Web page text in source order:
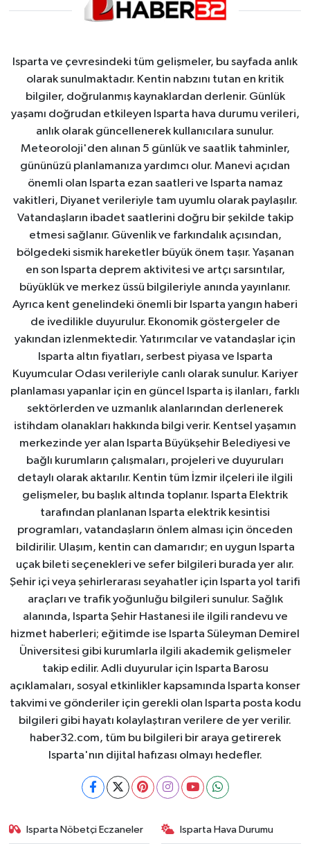
Isparta ve çevresindeki tüm gelişmeler, bu sayfada anlık
olarak sunulmaktadır. Kentin nabzını tutan en kritik
bilgiler, doğrulanmış kaynaklardan derlenir. Günlük
yaşamı doğrudan etkileyen Isparta hava durumu verileri,
anlık olarak güncellenerek kullanıcılara sunulur.
Meteoroloji'den alınan 5 günlük ve saatlik tahminler,
gününüzü planlamanıza yardımcı olur. Manevi açıdan
önemli olan Isparta ezan saatleri ve Isparta namaz
vakitleri, Diyanet verileriyle tam uyumlu olarak paylaşılır.
Vatandaşların ibadet saatlerini doğru bir şekilde takip
etmesi sağlanır. Güvenlik ve farkındalık açısından,
bölgedeki sismik hareketler büyük önem taşır. Yaşanan
en son Isparta deprem aktivitesi ve artçı sarsıntılar,
büyüklük ve merkez üssü bilgileriyle anında yayınlanır.
Ayrıca kent genelindeki önemli bir Isparta yangın haberi
de ivedilikle duyurulur. Ekonomik göstergeler de
yakından izlenmektedir. Yatırımcılar ve vatandaşlar için
Isparta altın fiyatları, serbest piyasa ve Isparta
Kuyumcular Odası verileriyle canlı olarak sunulur. Kariyer
planlaması yapanlar için en güncel Isparta iş ilanları, farklı
sektörlerden ve uzmanlık alanlarından derlenerek
istihdam olanakları hakkında bilgi verir. Kentsel yaşamın
merkezinde yer alan Isparta Büyükşehir Belediyesi ve
bağlı kurumların çalışmaları, projeleri ve duyuruları
detaylı olarak aktarılır. Kentin tüm İzmir ilçeleri ile ilgili
gelişmeler, bu başlık altında toplanır. Isparta Elektrik
tarafından planlanan Isparta elektrik kesintisi
programları, vatandaşların önlem alması için önceden
bildirilir. Ulaşım, kentin can damarıdır; en uygun Isparta
uçak bileti seçenekleri ve sefer bilgileri burada yer alır.
Şehir içi veya şehirlerarası seyahatler için Isparta yol tarifi
araçları ve trafik yoğunluğu bilgileri sunulur. Sağlık
alanında, Isparta Şehir Hastanesi ile ilgili randevu ve
hizmet haberleri; eğitimde ise Isparta Süleyman Demirel
Üniversitesi gibi kurumlarla ilgili akademik gelişmeler
takip edilir. Adli duyurular için Isparta Barosu
açıklamaları, sosyal etkinlikler kapsamında Isparta konser
takvimi ve gönderiler için gerekli olan Isparta posta kodu
bilgileri gibi hayatı kolaylaştıran verilere de yer verilir.
haber32.com, tüm bu bilgileri bir araya getirerek
Isparta'nın dijital hafızası olmayı hedefler.
Isparta Nöbetçi Eczaneler Isparta Hava Durumu